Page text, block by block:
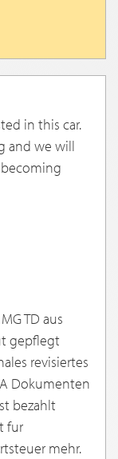
in this car.
and we will
TD aus
gepflegt
revisiertes
Dokumenten
bezahlt
fur
mehr.